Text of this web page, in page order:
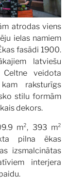
atrodas viens
ielas namiem
fasādi 1900.
latviešu
Celtne veidota
raksturīgs
stilu formām
dekors.
m², 393 m²
pilna ēkas
izsmalcinātas
interjera